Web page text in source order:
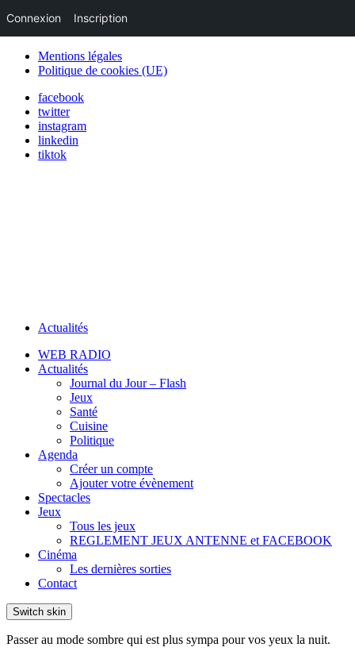
Mentions légales
Politique de cookies (UE)
facebook
twitter
instagram
linkedin
tiktok
Actualités
WEB RADIO
Actualités
Journal du Jour – Flash
Jeux
Santé
Cuisine
Politique
Agenda
Créer un compte
Ajouter votre évènement
Spectacles
Jeux
Tous les jeux
REGLEMENT JEUX ANTENNE et FACEBOOK
Cinéma
Les dernières sorties
Contact
Switch skin
Passer au mode sombre qui est plus sympa pour vos yeux la nuit.
Connexion Inscription